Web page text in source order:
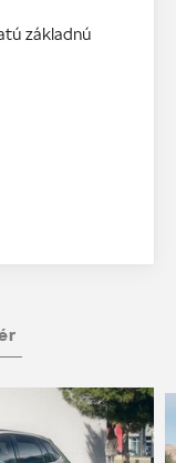
základnú